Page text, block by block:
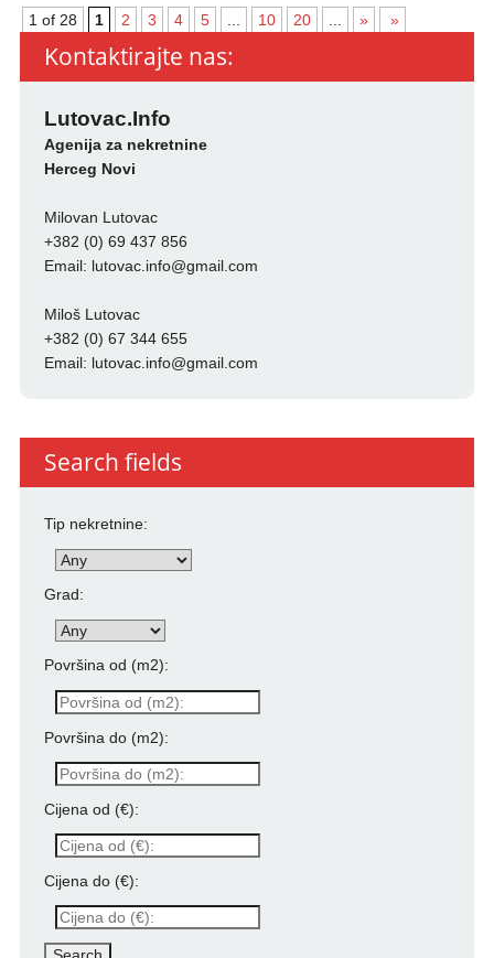
1 of 28 1 2 3 4 5 10 20 » »
Kontaktirajte nas:
Lutovac.Info
Agenija za nekretnine
Herceg Novi
Milovan Lutovac
+382 (0) 69 437 856
Email: lutovac.info@gmail.com
Miloš Lutovac
+382 (0) 67 344 655
Email: lutovac.info@gmail.com
Search fields
Tip nekretnine:
Grad:
Površina od (m2):
Površina do (m2):
Cijena od (€):
Cijena do (€):